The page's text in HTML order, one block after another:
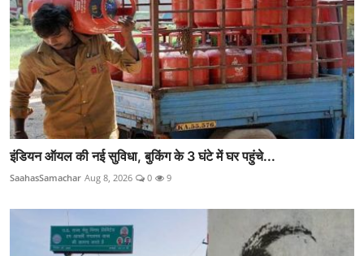
इंडियन ऑयल की नई सुविधा, बुकिंग के 3 घंटे में घर पहुंचे...
SaahasSamachar Aug 8, 2026 0 9